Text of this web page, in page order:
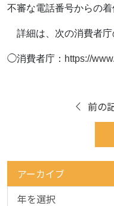
不審な電話番号からの着
詳細は、次の消費者庁
◯消費者庁： https://
前の
アーカイブ